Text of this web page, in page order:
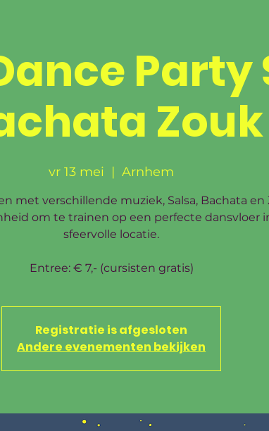
Centro de
Party
Zouk
vr 13 mei
  |
Arnhem
met verschillende muziek, Salsa, Bachata en
om te trainen op een perfecte dansvloer
sfeervolle locatie.
Registratie is afgesloten
Andere evenementen bekijken